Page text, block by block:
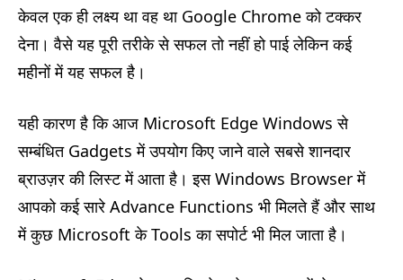
केवल एक ही लक्ष्य था वह था Google Chrome को टक्कर
देना। वैसे यह पूरी तरीके से सफल तो नहीं हो पाई लेकिन कई
महीनों में यह सफल है।
यही कारण है कि आज Microsoft Edge Windows से
सम्बंधित Gadgets में उपयोग किए जाने वाले सबसे शानदार
ब्राउज़र की लिस्ट में आता है। इस Windows Browser में
आपको कई सारे Advance Functions भी मिलते हैं और साथ
में कुछ Microsoft के Tools का सपोर्ट भी मिल जाता है।